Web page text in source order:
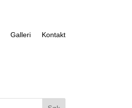
Galleri Kontakt